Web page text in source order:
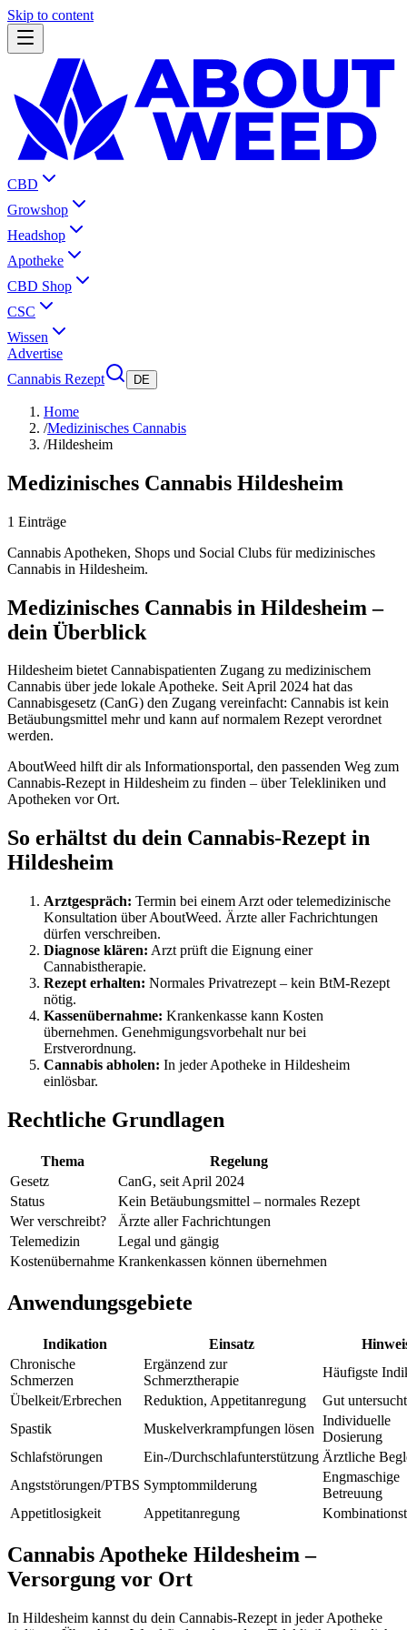
Skip to content
CBD
Growshop
Headshop
Apotheke
CBD Shop
CSC
Wissen
Advertise
Cannabis Rezept
DE
Home
/Medizinisches Cannabis
/Hildesheim
Medizinisches Cannabis Hildesheim
1 Einträge
Cannabis Apotheken, Shops und Social Clubs für medizinisches
Cannabis in Hildesheim.
Medizinisches Cannabis in Hildesheim –
dein Überblick
Hildesheim bietet Cannabispatienten Zugang zu medizinischem
Cannabis über jede lokale Apotheke. Seit April 2024 hat das
Cannabisgesetz (CanG) den Zugang vereinfacht: Cannabis ist kein
Betäubungsmittel mehr und kann auf normalem Rezept verordnet
werden.
AboutWeed hilft dir als Informationsportal, den passenden Weg zum
Cannabis-Rezept in Hildesheim zu finden – über Telekliniken und
Apotheken vor Ort.
So erhältst du dein Cannabis-Rezept in
Hildesheim
Arztgespräch: Termin bei einem Arzt oder telemedizinische
Konsultation über AboutWeed. Ärzte aller Fachrichtungen
dürfen verschreiben.
Diagnose klären: Arzt prüft die Eignung einer
Cannabistherapie.
Rezept erhalten: Normales Privatrezept – kein BtM-Rezept
nötig.
Kassenübernahme: Krankenkasse kann Kosten
übernehmen. Genehmigungsvorbehalt nur bei
Erstverordnung.
Cannabis abholen: In jeder Apotheke in Hildesheim
einlösbar.
Rechtliche Grundlagen
Thema
Regelung
Gesetz
CanG, seit April 2024
Status
Kein Betäubungsmittel – normales Rezept
Wer verschreibt?
Ärzte aller Fachrichtungen
Telemedizin
Legal und gängig
Kostenübernahme Krankenkassen können übernehmen
Anwendungsgebiete
Indikation Einsatz
Chronische
Schmerzen
Ergänzend zur
Schmerztherapie
Häufigste
Übelkeit/Erbrechen
Reduktion, Appetitanregung
Gut untersucht
Spastik
Muskelverkrampfungen lösen
Individuelle
Dosierung
Schlafstörungen
Ein-/Durchschlafunterstützung Ärztliche
Angststörungen/PTBS Symptommilderung
Engmaschige
Betreuung
Appetitlosigkeit
Appetitanregung
Cannabis Apotheke Hildesheim –
Versorgung vor Ort
In Hildesheim kannst du dein Cannabis-Rezept in jeder Apotheke